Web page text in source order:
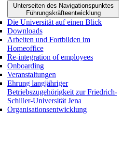
Unterseiten des Navigationspunktes
Führungskräfteentwicklung
Die Universität auf einen Blick
Downloads
Arbeiten und Fortbilden im
Homeoffice
Re-integration of employees
Onboarding
Veranstaltungen
Ehrung langjähriger
Betriebszugehörigkeit zur Friedrich-
Schiller-Universität Jena
Organisationsentwicklung